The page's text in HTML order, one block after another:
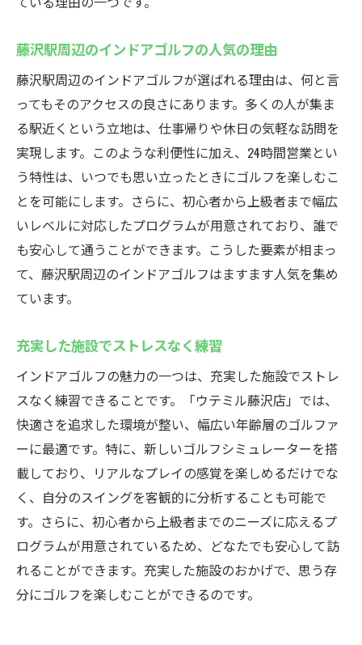
常に快適な練習環境を提供
藤沢駅周辺のインドアゴルフの人気の理由
藤沢駅周辺のインドアゴルフが選ばれる理由は、何と言
ってもそのアクセスの良さにあります。多くの人が集ま
る駅近くという立地は、仕事帰りや休日の気軽な訪問を
実現します。このような利便性に加え、24時間営業とい
う特性は、いつでも思い立ったときにゴルフを楽しむこ
とを可能にします。さらに、初心者から上級者まで幅広
いレベルに対応したプログラムが用意されており、誰で
も安心して通うことができます。こうした要素が相まっ
て、藤沢駅周辺のインドアゴルフはますます人気を集め
ています。
充実した施設でストレスなく練習
インドアゴルフの魅力の一つは、充実した施設でストレ
スなく練習できることです。「ウテミル藤沢店」では、
快適さを追求した環境が整い、幅広い年齢層のゴルファ
ーに最適です。特に、新しいゴルフシミュレーターを搭
載しており、リアルなプレイの感覚を楽しめるだけでな
く、自分のスイングを客観的に分析することも可能で
す。さらに、初心者から上級者までのニーズに応えるプ
ログラムが用意されているため、どなたでも安心して訪
れることができます。充実した施設のおかげで、思う存
分にゴルフを楽しむことができるのです。